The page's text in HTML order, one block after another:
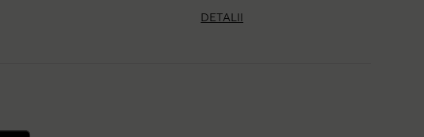
DETALII